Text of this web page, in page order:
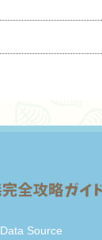
Data Source